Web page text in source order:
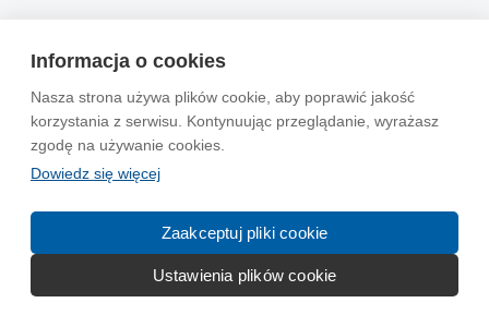
Informacja o cookies
Nasza strona używa plików cookie, aby poprawić jakość
korzystania z serwisu. Kontynuując przeglądanie, wyrażasz
zgodę na używanie cookies.
Dowiedz się więcej
Zaakceptuj pliki cookie
Ustawienia plików cookie